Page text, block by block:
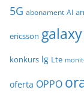
w
5G abonament AI
ericsson galaxy
konkurs lg Lte
oferta OPPO